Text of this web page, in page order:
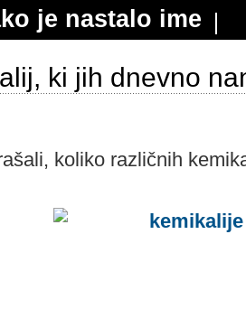
je nastalo ime
ki jih dnevno
koliko različnih